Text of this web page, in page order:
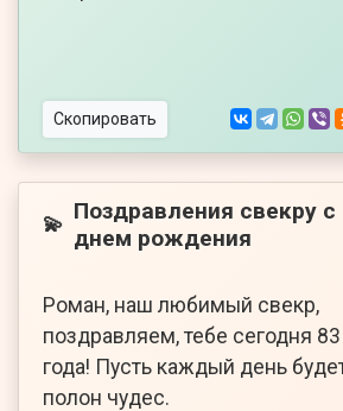
Скопировать
💫 Поздравления свекру с
днем рождения
Роман, наш любимый свекр,
поздравляем, тебе сегодня 83
года! Пусть каждый день
полон чудес.